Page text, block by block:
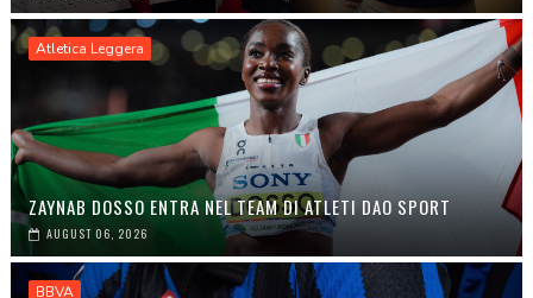
Atletica Leggera
ZAYNAB DOSSO ENTRA NEL TEAM DI ATLETI DAO SPORT
AUGUST 06, 2026
BBVA